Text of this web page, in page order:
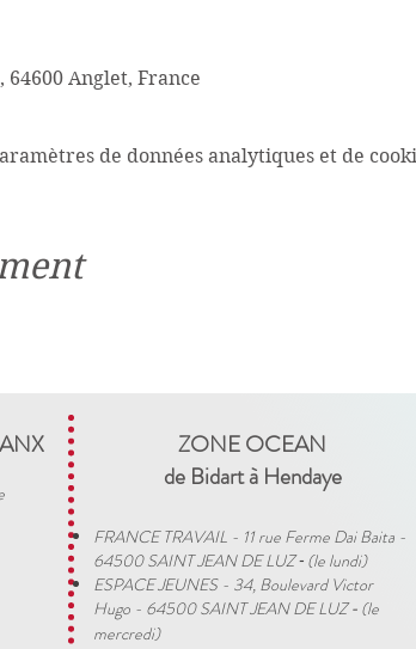
64600 Anglet, France
de données analytiques et de
ZONE OCEAN
de Bidart à Hendaye​
FRANCE TRAVAIL - 11 rue Ferme Dai Baita -
64500 SAINT JEAN DE LUZ​ - (le lundi)
ESPACE JEUNES - 34, Boulevard Victor
Hugo - 64500 SAINT JEAN DE LUZ- (le
mercredi)